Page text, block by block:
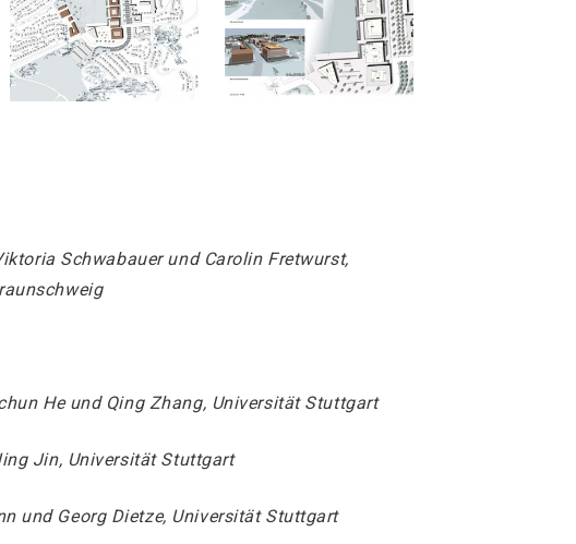
Schwabauer und Carolin Fretwurst,
He und Qing Zhang, Universität Stuttgart
Jin, Universität Stuttgart
und Georg Dietze, Universität Stuttgart